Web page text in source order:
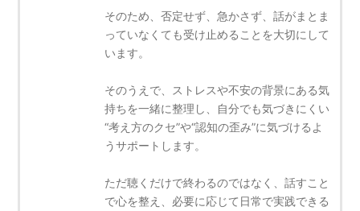
そのため、否定せず、急かさず、話がまとま
っていなくても受け止めることを大切にして
います。
そのうえで、ストレスや不安の背景にある気
持ちを一緒に整理し、自分でも気づきにくい
“考え方のクセ”や“認知の歪み”に気づけるよ
うサポートします。
ただ聴くだけで終わるのではなく、話すこと
で心を整え、必要に応じて日常で実践できる